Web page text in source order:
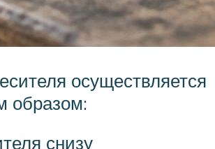
осуществляется
образом:
снизу